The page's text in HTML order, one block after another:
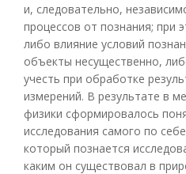
и, следовательно,
процессов от познания; при
либо влияние условий
объекты несущественно,
учесть при обработке
измерений. В результате в
физики сформировалось
исследования самого по
который познается
каким он существовал в